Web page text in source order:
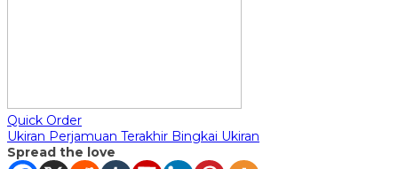
Quick Order
Ukiran Perjamuan Terakhir Bingkai Ukiran
Spread the love